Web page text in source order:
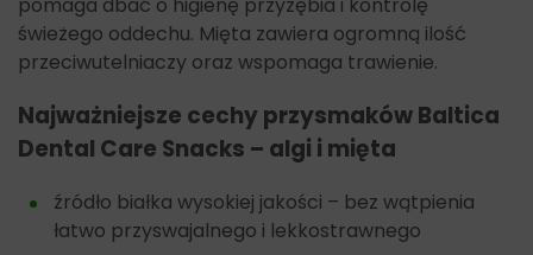
pomaga dbać o higienę przyzębia i kontrolę
świeżego oddechu. Mięta zawiera ogromną ilość
przeciwutelniaczy oraz wspomaga trawienie.
Najważniejsze cechy przysmakówBaltica
Dental Care Snacks – algi i mięta
źródło białka wysokiej jakości – bez wątpienia
łatwo przyswajalnego i lekkostrawnego